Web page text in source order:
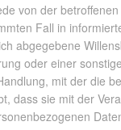
von der
Fall in
abgegebene
oder einer
mit der die
dass sie mit der